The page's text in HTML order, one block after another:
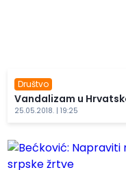
Društvo
Vandalizam u
25.05.2018. | 19:25